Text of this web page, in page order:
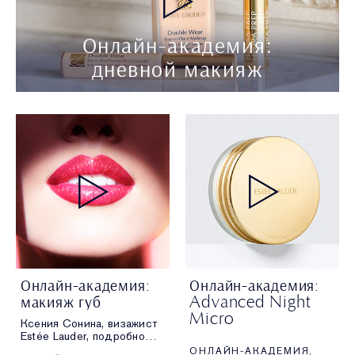
Онлайн-академия:
дневной макияж
Онлайн-академия:
макияж губ
Ксения Сонина, визажист
Estée Lauder, подробно
Онлайн-академия:
Advanced Night
Micro
ОНЛАЙН-АКАДЕМИЯ